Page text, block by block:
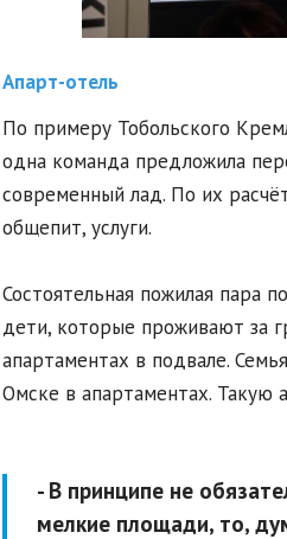
Апарт-отель
По примеру Тобольского
одна команда предложила
современный лад. По их
общепит, услуги.
Состоятельная пожилая пара
дети, которые проживают за
апартаментах в подвале.
Омске в апартаментах. Такую
- В принципе не
мелкие площади, то,